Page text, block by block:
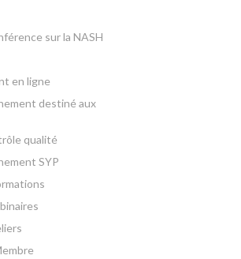
sur la NASH
en ligne
destiné aux
qualité
SYP